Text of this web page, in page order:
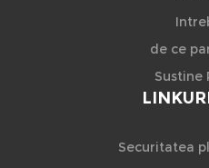
de ce
Sustine
Securitatea